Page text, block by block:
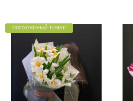
ПОПУЛЯРНЫЙ ТОВАР